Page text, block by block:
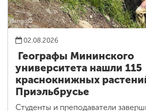
02.08.2026
Географы Мининского
университета нашли 115
краснокнижных
Приэльбрусье
Студенты и преподаватели